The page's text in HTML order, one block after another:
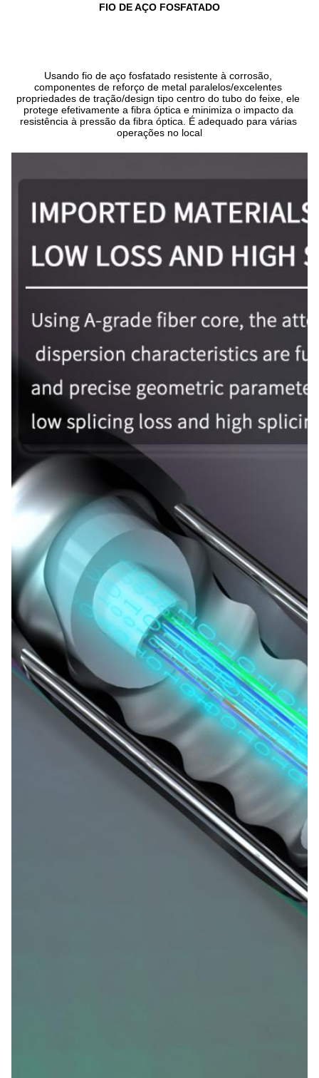
FIO DE AÇO FOSFATADO
Usando fio de aço fosfatado resistente à corrosão,
componentes de reforço de metal paralelos/excelentes
propriedades de tração/design tipo centro do tubo do feixe, ele
protege efetivamente a fibra óptica e minimiza o impacto da
resistência à pressão da fibra óptica. É adequado para várias
operações no local